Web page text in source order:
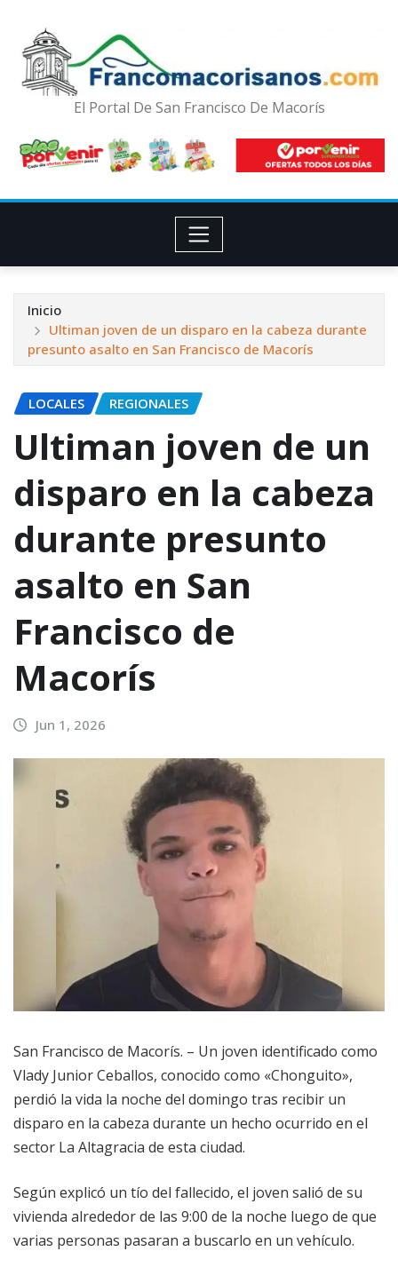
El Portal De San Francisco De Macorís
Inicio
Ultiman joven de un disparo en la cabeza durante
presunto asalto en San Francisco de Macorís
LOCALES REGIONALES
Ultiman joven de un
disparo en la cabeza
durante presunto
asalto en San
Francisco de
Macorís
Jun 1, 2026
San Francisco de Macorís. – Un joven identificado como
Vlady Junior Ceballos, conocido como «Chonguito»,
perdió la vida la noche del domingo tras recibir un
disparo en la cabeza durante un hecho ocurrido en el
sector La Altagracia de esta ciudad.
Según explicó un tío del fallecido, el joven salió de su
vivienda alrededor de las 9:00 de la noche luego de que
varias personas pasaran a buscarlo en un vehículo.